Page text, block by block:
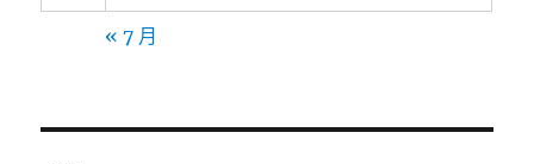
« 7 月